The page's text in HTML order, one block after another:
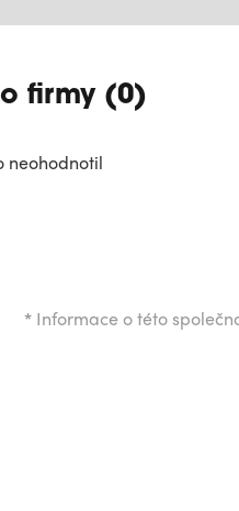
firmy (0)
neohodnotil
* Informace o této